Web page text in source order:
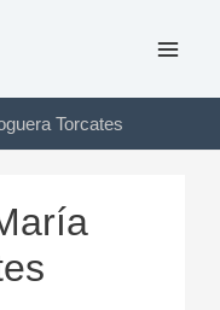
Torcates